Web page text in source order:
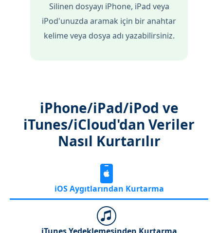
Silinen dosyayı iPhone, iPad veya
iPod'unuzda aramak için bir anahtar
kelime veya dosya adı yazabilirsiniz.
iPhone/iPad/iPod ve
iTunes/iCloud'dan Veriler
Nasıl Kurtarılır
iOS Aygıtlarından Kurtarma